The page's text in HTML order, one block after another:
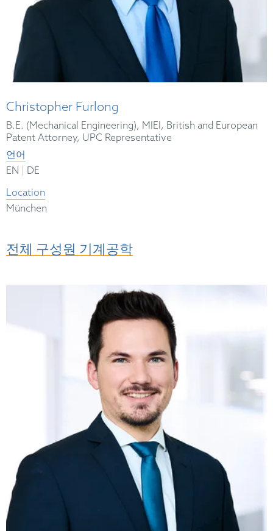
Christopher Furlong
B.E. (Mechanical Engineering), MIEI, British and European
Patent Attorney, UPC Representative
언어
EN
DE
Location
München
전체 구성원 기계공학